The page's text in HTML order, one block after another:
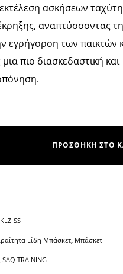
ασκήσεων
αναπτύσσοντας
εγρήγορση των παικτών
πιο διασκεδαστική και
ΠΡΟΣΘΉΚΗ ΣΤΟ
SS
Είδη Μπάσκετ Μπάσκετ
SAQ TRAINING